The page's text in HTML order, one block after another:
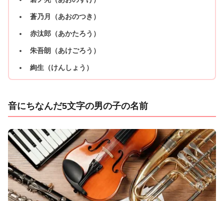
蒼乃月（あおのつき）
赤汰郎（あかたろう）
朱吾朗（あけごろう）
絢生（けんしょう）
音にちなんだ5文字の男の子の名前